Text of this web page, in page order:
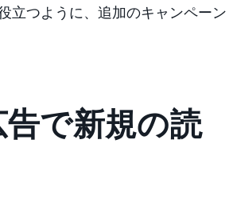
立つように、追加のキャンペーン
で新規の読